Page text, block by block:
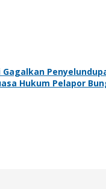
Gagalkan
Hukum Pelapor